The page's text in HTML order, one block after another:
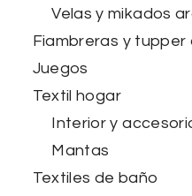
Velas y mikados
Fiambreras y tupper
Juegos
Textil hogar
Interior y
Mantas
Textiles de baño